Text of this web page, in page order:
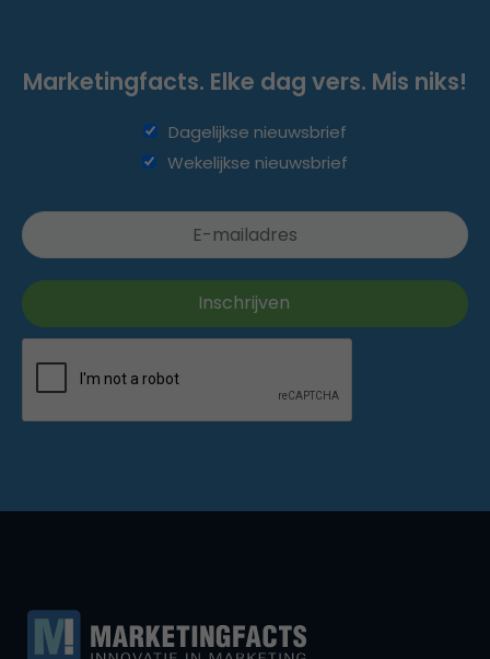
Marketingfacts. Elke dag vers. Mis niks!
Dagelijkse nieuwsbrief
Wekelijkse nieuwsbrief